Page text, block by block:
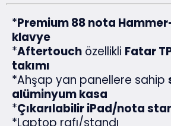
*Premium 88 nota
klavye
*Aftertouch özellikli Fatar
takımı
*Ahşap yan panellere sahip
alüminyum kasa
*Çıkarılabilir iPad/nota